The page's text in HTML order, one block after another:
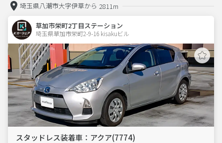
埼玉県八潮市大字伊草から 2811m
草加市栄町2丁目ステーション
埼玉県草加市栄町2-9-16 kisakuビル
スタッドレス装着車：アクア(7774)